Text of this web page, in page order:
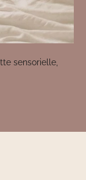
sensorielle,